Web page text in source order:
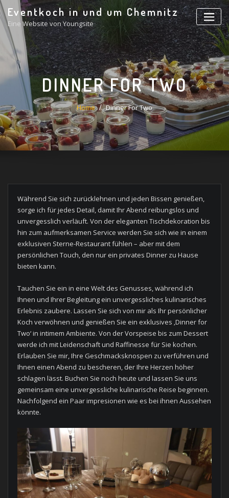
Skip
to
content
Eventkoch in und um Chemnitz
Eine Website von Youngsite
DINNER FOR TWO
Home Dinner For Two
Während Sie sich zurücklehnen und jeden Bissen genießen,
sorge ich für jedes Detail, damit Ihr Abend reibungslos und
unvergesslich verläuft. Von der eleganten Tischdekoration bis
hin zum aufmerksamen Service werden Sie sich wie in einem
exklusiven Sterne-Restaurant fühlen – aber mit dem
persönlichen Touch, den nur ein privates Dinner zu Hause
bieten kann.
Tauchen Sie ein in eine Welt des Genusses, während ich
Ihnen und Ihrer Begleitung ein unvergessliches kulinarisches
Erlebnis zaubere. Lassen Sie sich von mir als Ihr persönlicher
Koch verwöhnen und genießen Sie ein exklusives ‚Dinner for
Two‘ in intimem Ambiente. Von der Vorspeise bis zum Dessert
werde ich mit Leidenschaft und Raffinesse für Sie kochen.
Erlauben Sie mir, Ihre Geschmacksknospen zu verführen und
Ihnen einen Abend zu bescheren, der Ihre Herzen höher
schlagen lässt. Buchen Sie noch heute und lassen Sie uns
gemeinsam eine unvergessliche kulinarische Reise beginnen.
Nachfolgend ein Paar impresionen wie es bei ihnen Aussehen
könnte.